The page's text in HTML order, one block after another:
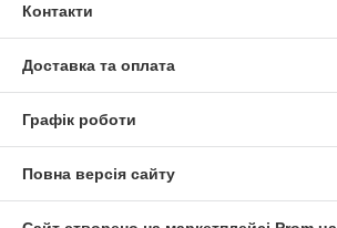
Контакти
Доставка та оплата
Графік роботи
Повна версія сайту